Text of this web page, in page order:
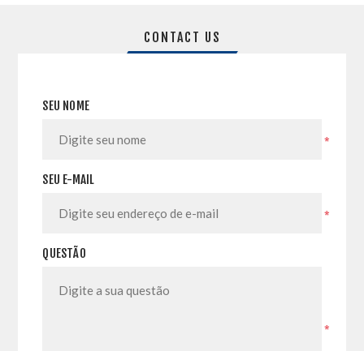
CONTACT US
SEU NOME
*
SEU E-MAIL
*
QUESTÃO
*